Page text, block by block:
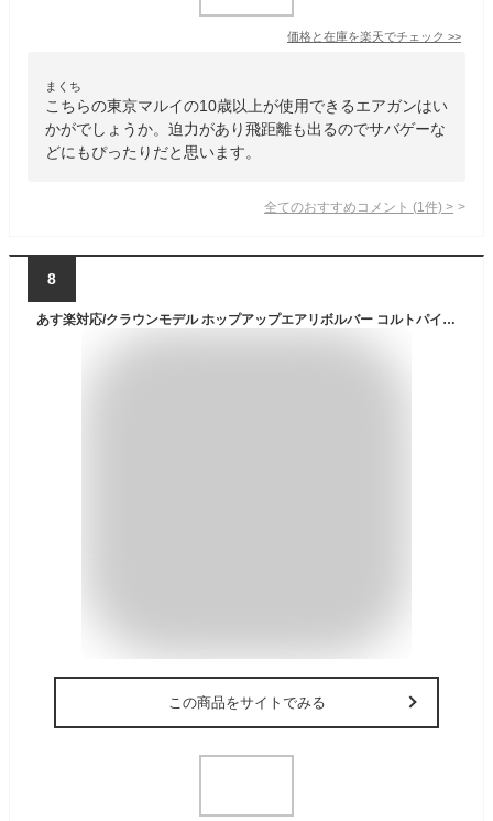
価格と在庫を楽天でチェック >>
まくち
こちらの東京マルイの10歳以上が使用できるエアガンはい
かがでしょうか。迫力があり飛距離も出るのでサバゲーな
どにもぴったりだと思います。
全てのおすすめコメント (1 件) >
8
あす楽対応/クラウンモデル ホップアップエアリボルバー コルトパイソン 6インチ 10才以上用 エアガン ブラック
この商品をサイトでみる